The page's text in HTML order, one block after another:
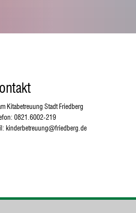
Kitabetreuung Stadt Friedberg
0821.6002-219
kinderbetreuung@friedberg.de